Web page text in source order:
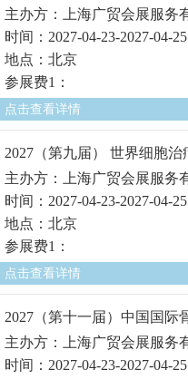
主办方：上海广贸会展服务
时间：2027-04-23-2027-04-25
地点：北京
参展费1：
点击查看详情
2027（第九届） 世界细胞
主办方：上海广贸会展服务
时间：2027-04-23-2027-04-25
地点：北京
参展费1：
点击查看详情
2027（第十一届）中国国际
主办方：上海广贸会展服务
时间：2027-04-23-2027-04-25